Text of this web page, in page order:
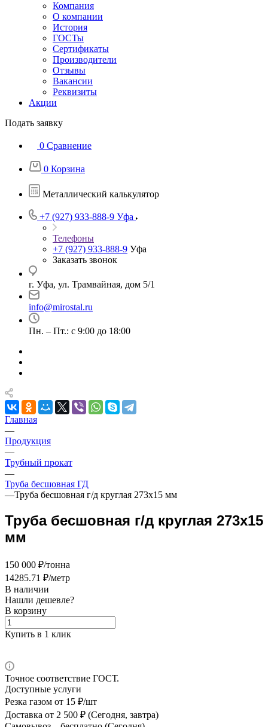
Компания
О компании
История
ГОСТы
Сертификаты
Производители
Отзывы
Вакансии
Реквизиты
Акции
Подать заявку
0 Сравнение
0 Корзина
Металлический калькулятор
+7 (927) 933-888-9 Уфа
Телефоны
+7 (927) 933-888-9 Уфа
Заказать звонок
г. Уфа, ул. Трамвайная, дом 5/1
info@mirostal.ru
Пн. – Пт.: с 9:00 до 18:00
Главная
—
Продукция
—
Трубный прокат
—
Труба бесшовная ГД
—Труба бесшовная г/д круглая 273х15 мм
Труба бесшовная г/д круглая 273х15
мм
150 000 ₽/тонна
14285.71 ₽/метр
В наличии
Нашли дешевле?
В корзину
Купить в 1 клик
Точное соответствие ГОСТ.
Доступные услуги
Резка газом от 15 ₽/шт
Доставка от 2 500 ₽ (Сегодня, завтра)